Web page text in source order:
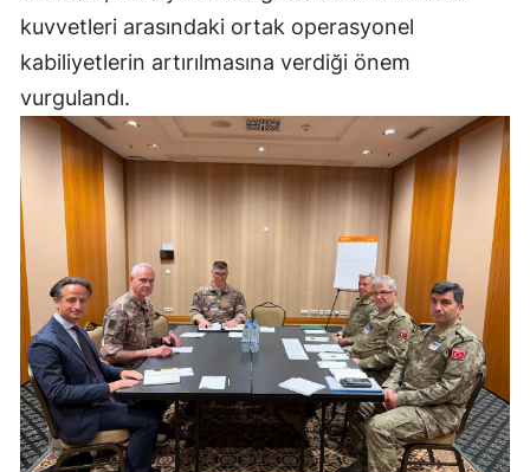
kuvvetleri arasındaki ortak operasyonel
kabiliyetlerin artırılmasına verdiği önem
vurgulandı.